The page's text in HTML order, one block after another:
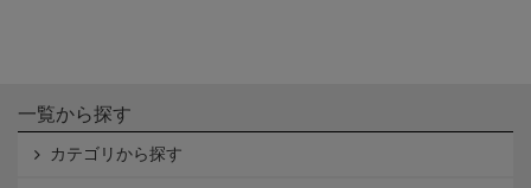
一覧から探す
カテゴリから探す